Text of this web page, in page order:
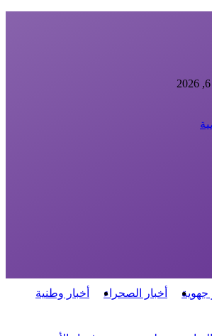
جهوية أخبار الصحراء أخبار وطنية